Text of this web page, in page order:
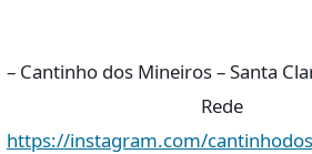
– Cantinho dos Mineiros – Santa
Rede
https://instagram.com/